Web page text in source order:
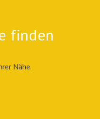
finden
Nähe.